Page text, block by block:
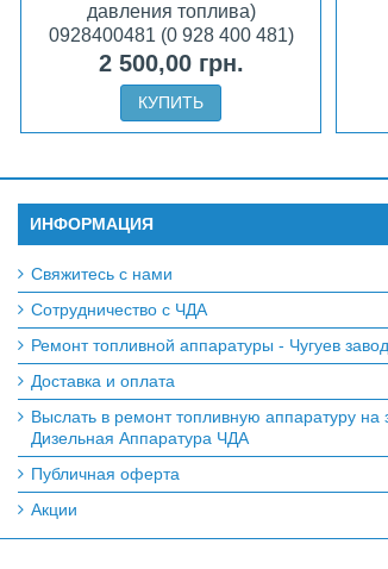
давления топлива)
0928400481 (0 928 400 481)
Bosch Daf, Iveco, Case
2 500,00 грн.
КУПИТЬ
ИНФОРМАЦИЯ
Свяжитесь с нами
Сотрудничество с ЧДА
Ремонт топливной аппаратуры - Чугуев
Доставка и оплата
Выслать в ремонт топливную аппаратуру на
Дизельная Аппаратура ЧДА
Публичная оферта
Акции